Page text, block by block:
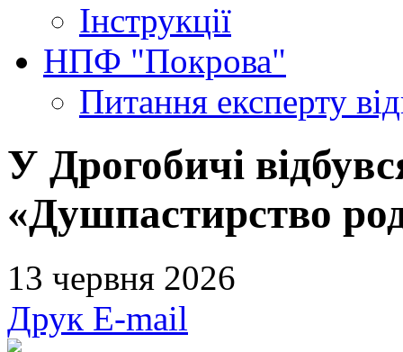
Інструкції
НПФ "Покрова"
Питання експерту
У Дрогобичі
«Душпастирство
13 червня 2026
Друк E-mail